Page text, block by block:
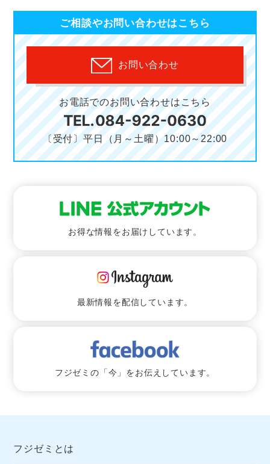
ご相談やお問い合わせはこちら
お問い合わせ
お電話でのお問い合わせはこちら
〔受付〕平日（月～土曜）10:00～22:00
お得な情報をお届けしています。
最新情報を配信しています。
フジゼミの「今」をお伝えしています。
フジゼミとは